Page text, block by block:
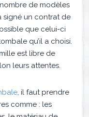
de modèles
signé un contrat de
que celui-ci
qu’il a choisi.
est libre de
leurs attentes.
, il faut prendre
comme : les